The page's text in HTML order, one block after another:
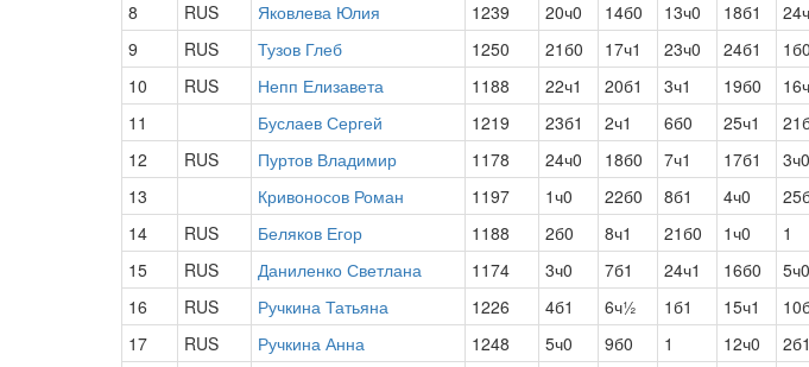
8
RUS Яковлева Юлия 1239 20ч0 14б0 13ч0 18б1
9
RUS Тузов Глеб 1250 21б0 17ч1 23ч0 24б1 1б0
10
RUS Непп Елизавета 1188 22ч1 20б1 3ч1 19б0
11
Буслаев Сергей 1219 23б1 2ч1 6б0 25ч1
12
RUS Пуртов Владимир 1178 24ч0 18б0 7ч1 17б1 3ч0
13
Кривоносов Роман 1197 1ч0 22б0 8б1 4ч0
14
RUS Беляков Егор 1188 2б0 8ч1 21б0 1ч0 1
15
RUS Даниленко Светлана 1174 3ч0 7б1 24ч1 16б0 5ч0
16
RUS Ручкина Татьяна 1226 4б1 6ч½ 1б1 15ч1
17
RUS Ручкина Анна 1248 5ч0 9б0 1 12ч0 2б1